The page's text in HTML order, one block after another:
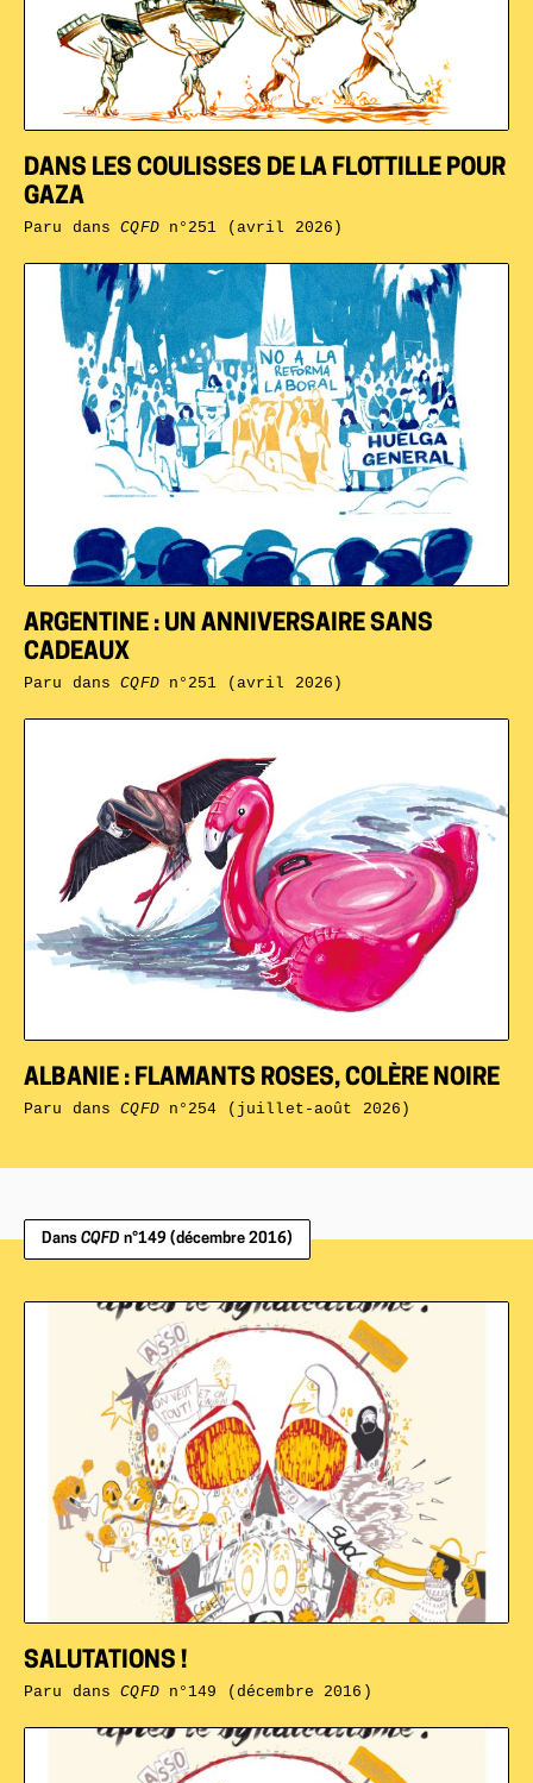
ALBANIE : FLAMANTS ROSES, COLÈRE NOIRE
Paru dansCQFDn°254 (juillet-août 2026)
ARGENTINE : UN ANNIVERSAIRE SANS
CADEAUX
Paru dansCQFDn°251 (avril 2026)
DANS LES COULISSES DE LA FLOTTILLE POUR
GAZA
Paru dansCQFDn°251 (avril 2026)
Dans CQFD n°149 (décembre 2016)
SALUTATIONS !
Paru dansCQFDn°149 (décembre 2016)